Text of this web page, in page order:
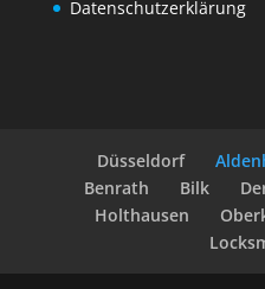
Datenschutzerklärung
Düsseldorf
Benrath
Bilk
Holthausen